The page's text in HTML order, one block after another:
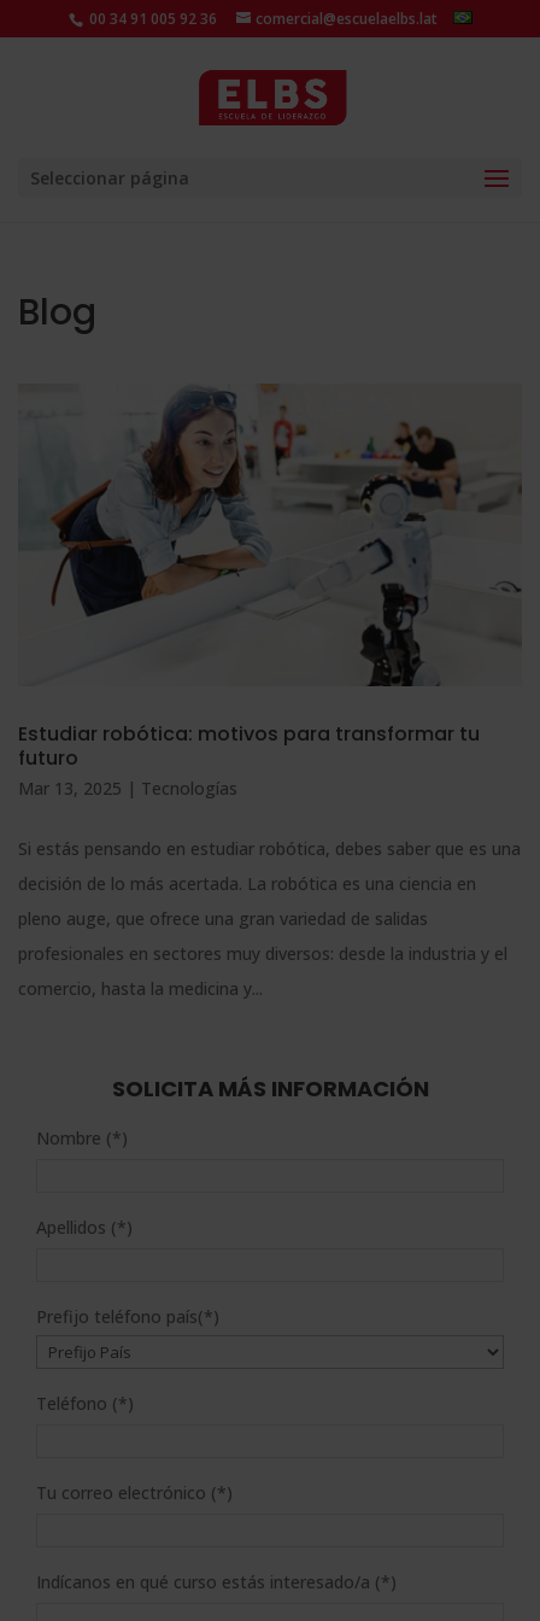
00 34 91 005 92 36 comercial@escuelaelbs.lat
Seleccionar página
Blog
Estudiar robótica: motivos para transformar tu
futuro
Mar 13, 2025 | Tecnologías
Si estás pensando en estudiar robótica, debes saber que es una
decisión de lo más acertada. La robótica es una ciencia en
pleno auge, que ofrece una gran variedad de salidas
profesionales en sectores muy diversos: desde la industria y el
comercio, hasta la medicina y...
SOLICITA MÁS INFORMACIÓN
Nombre (*)
Apellidos (*)
Prefijo teléfono país(*)
Teléfono (*)
Tu correo electrónico (*)
Indícanos en qué curso estás interesado/a (*)